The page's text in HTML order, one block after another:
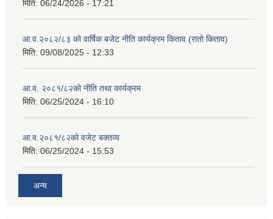
मिति: 06/24/2026 - 17:21
आ.व.२०८२/८३ को वार्षिक बजेट नीति कार्यक्रम किताव (रातो किताव)
मिति: 09/08/2025 - 12:33
आ.व. २०८१/८२को नीति तथा कार्यक्रम
मिति: 06/25/2024 - 16:10
आ.व.२०८१/८२को वजेट बक्तव्य
मिति: 06/25/2024 - 15:53
अन्य